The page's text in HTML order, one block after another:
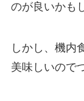
のが良いかも
しかし、機内
美味しいので